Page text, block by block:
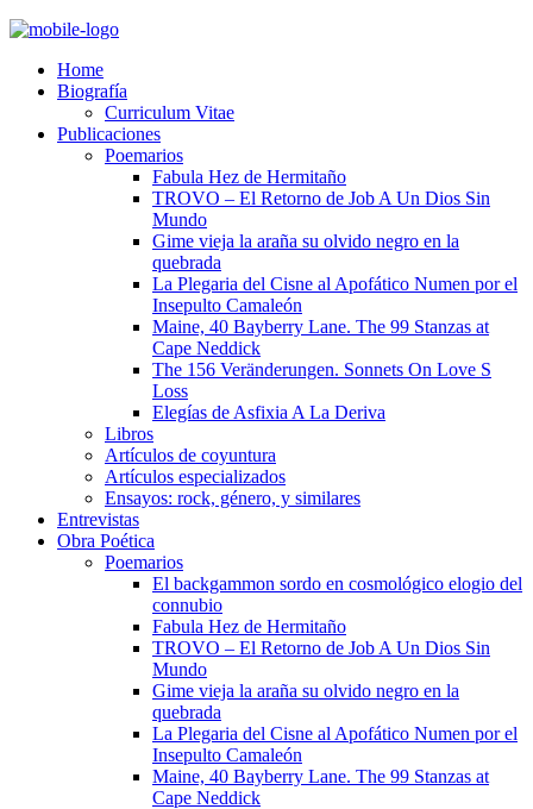
Home
Biografía
Curriculum Vitae​
Publicaciones
Poemarios
Fabula Hez de Hermitaño
TROVO – El Retorno de Job A Un Dios Sin
Mundo
Gime vieja la araña su olvido negro en la
quebrada
La Plegaria del Cisne al Apofático Numen por el
Insepulto Camaleón
Maine, 40 Bayberry Lane. The 99 Stanzas at
Cape Neddick
The 156 Veränderungen. Sonnets On Love S
Loss
Elegías de Asfixia A La Deriva
Libros
Artículos de coyuntura
Artículos especializados
Ensayos: rock, género, y similares
Entrevistas
Obra Poética
Poemarios
El backgammon sordo en cosmológico elogio del
connubio
Fabula Hez de Hermitaño
TROVO – El Retorno de Job A Un Dios Sin
Mundo
Gime vieja la araña su olvido negro en la
quebrada
La Plegaria del Cisne al Apofático Numen por el
Insepulto Camaleón
Maine, 40 Bayberry Lane. The 99 Stanzas at
Cape Neddick